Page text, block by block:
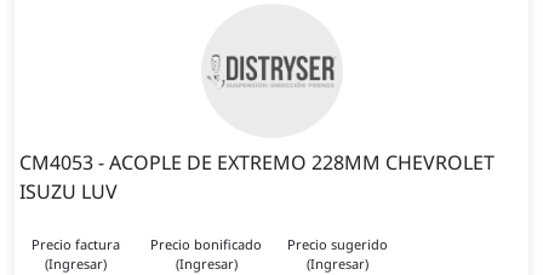
CM4053 - ACOPLE DE EXTREMO 228MM CHEVROLET
ISUZU LUV
Precio factura
(Ingresar)
Precio bonificado
(Ingresar)
Precio sugerido
(Ingresar)